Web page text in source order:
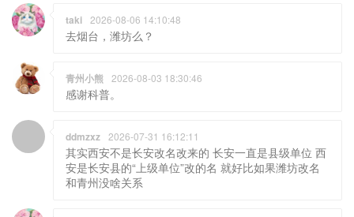
taki 2026-08-06 14:10:48
去烟台，潍坊么？
青州小熊 2026-08-03 18:30:46
感谢科普。
ddmzxz 2026-07-31 16:12:11
其实西安不是长安改名改来的 长安一直是县级单位 西
安是长安县的“上级单位”改的名 就好比如果潍坊改名
和青州没啥关系